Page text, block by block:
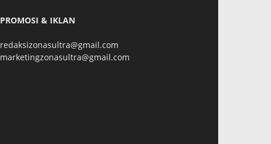
PROMOSI & IKLAN
redaksizonasultra@gmail.com
marketingzonasultra@gmail.com